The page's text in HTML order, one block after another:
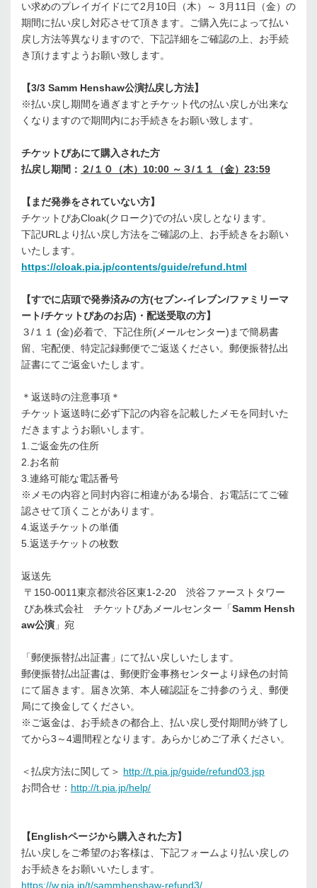
い求めのプレイガイドにて2月10日（木）～ 3月11日（金）の
期間に払い戻し対応させて頂きます。ご購入先によって払い
戻し方法等異なりますので、下記詳細をご確認の上、お手続
き頂けますようお願い致します。
【3/3 Samm Henshaw公演払戻し方法】
※払い戻し期間を過ぎますとチケット代の払い戻しが出来な
くなりますので期間内にお手続きをお願い致します。
チケットぴあにて購入された方
払戻し期間： ２/１０（木）10:00 ～３/１１（金）23:59
【まだ発券をされていない方】
チケットぴあCloak(クローク)での払い戻しとなります。
下記URLより払い戻し方法をご確認の上、お手続きをお願い
いたします。
https://cloak.pia.jp/contents/guide/refund.html
【すでに店頭で発券済みの方(セブン-イレブン/ファミリーマ
ート/チケットぴあのお店)・配送受取の方】
３/１１ (金)必着で、下記住所(メールセンター)まで簡易書
留、宅配便、特定記録郵便でご返送ください。郵便振替払出
証書にてご返金いたします。
＊返送時の注意事項＊
チケット返送時に必ず下記の内容を記載したメモを同封いた
だきますようお願いします。
1.ご返金先の住所
2.お名前
3.連絡可能な電話番号
※メモの内容と同封内容に相違がある場合、お電話にてご確
認させて頂くことがあります。
4.返送チケットの単価
5.返送チケットの枚数
返送先
〒150-0011東京都渋谷区東1-2-20 渋谷ファーストタワー
ぴあ株式会社 チケットぴあメールセンター「Samm Hensh
aw公演 」宛
「郵便振替払出証書」にて払い戻しいたします。
郵便振替払出証書は、郵便貯金事務センターより緑色の封筒
にて届きます。届き次第、本人確認証をご持参のうえ、郵便
局にて換金してください。
※ご返金は、お手続きの都合上、払い戻し受付期間が終了し
てから3～4週間程となります。あらかじめご了承ください。
＜払戻方法に関して＞ http://t.pia.jp/guide/refund03.jsp
お問合せ： http://t.pia.jp/help/
【Englishページから購入された方】
払い戻しをご希望のお客様は、下記フォームより払い戻しの
お手続きをお願いいたします。
https://w.pia.jp/t/sammhenshaw-refund3/